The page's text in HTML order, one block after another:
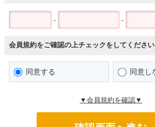
- -
会員規約をご確認の上チェックをしてください
同意する 同意し
▼会員規約を確認▼